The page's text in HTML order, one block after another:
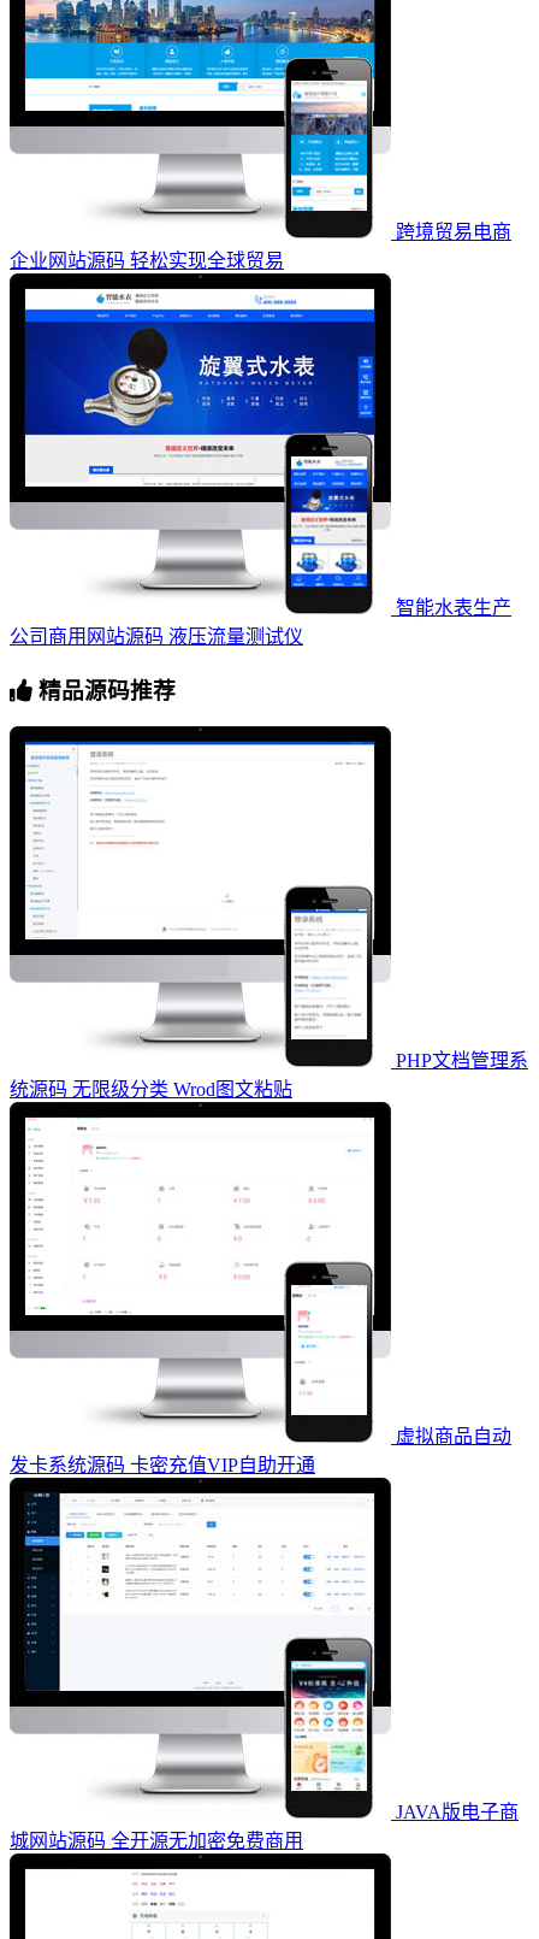
跨境贸易电商
企业网站源码 轻松实现全球贸易
智能水表生产
公司商用网站源码 液压流量测试仪
精品源码推荐
PHP文档管理系
统源码 无限级分类 Wrod图文粘贴
虚拟商品自动
发卡系统源码 卡密充值VIP自助开通
JAVA版电子商
城网站源码 全开源无加密免费商用